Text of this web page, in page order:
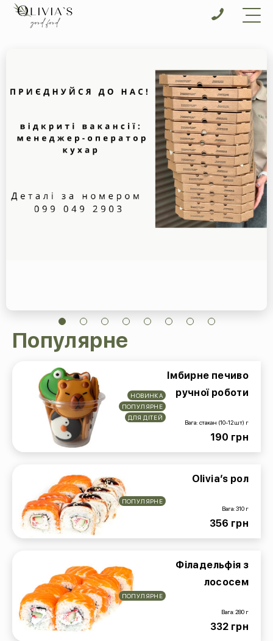
Популярне
НОВИНКА
ПОПУЛЯРНЕ
ДЛЯ ДІТЕЙ
Імбирне печиво
ручної роботи
Вага: стакан (10-12 шт) г
190 грн
ПОПУЛЯРНЕ
Olivia’s рол
Вага: 310 г
356 грн
ПОПУЛЯРНЕ
Філадельфія з
лососем
Вага: 280 г
332 грн